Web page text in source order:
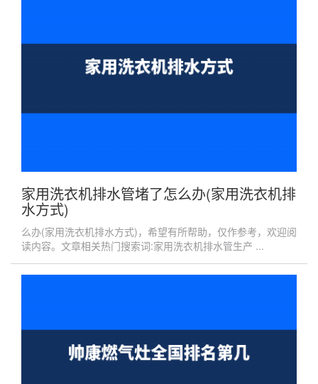
家用洗衣机排水管堵了怎么办(家用洗衣机排
水方式)
么办(家用洗衣机排水方式)，希望有所帮助，仅作参考，欢迎阅
读内容。文章相关热门搜索词:家用洗衣机排水管生产 ...